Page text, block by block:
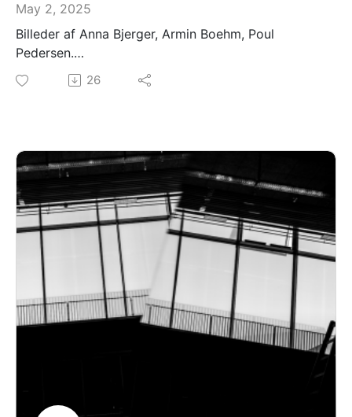
May 2, 2025
Billeder af Anna Bjerger, Armin Boehm, Poul
Pedersen.
Projektrum fem er noget helt særligt. Her hænger
flere kunstnere fra forskellige tider og forskellige
os ind og lytter til billederne, der taler sammen.
Mellemrum Mellem Rum er skabt af: David Pepe
Birch og Kim G Hansen
Medvirkende: Signe Egholm Olsen
Tak til Ny Carlsbergfondet for støtte
26